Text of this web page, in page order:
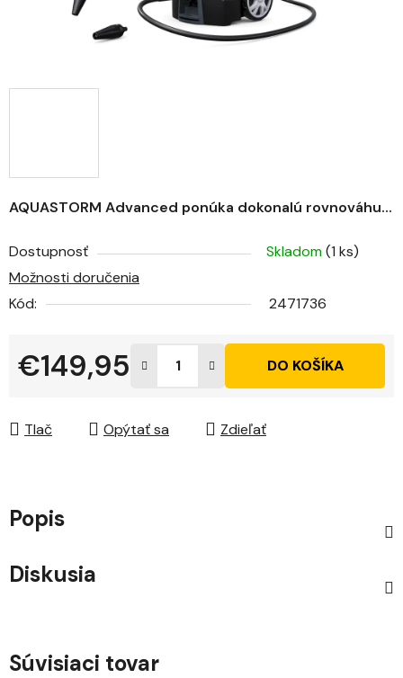
AQUASTORM Advanced ponúka dokonalú rovnováhu...
Dostupnosť Skladom(1 ks)
Možnosti doručenia
Kód:
2471736
€149,95 DO KOŠÍKA
Tlač Opýtať sa Zdieľať
Popis
Diskusia
Súvisiaci tovar